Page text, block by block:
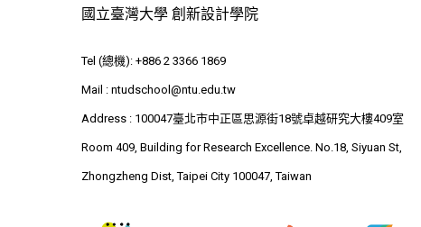
國立臺灣大學 創新設計學院
Tel (總機): +886 2 3366 1869
Mail : ntudschool@ntu.edu.tw
Address : 100047臺北市中正區思源街18號卓越研究大樓409室
Room 409, Building for Research Excellence. No.18, Siyuan St,
Zhongzheng Dist, Taipei City 100047, Taiwan